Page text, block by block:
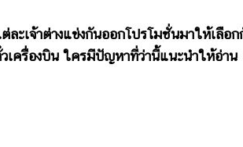
ะเจ้าต่างแข่งกันออกโปรโมชั่นมาให้เลือ
วเครื่องบิน ใครมีปัญหาที่ว่านี้แนะนำให้อ่าน